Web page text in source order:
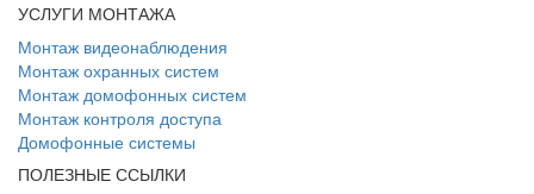
УСЛУГИ МОНТАЖА
Монтаж видеонаблюдения
Монтаж охранных систем
Монтаж домофонных систем
Монтаж контроля доступа
Домофонные системы
ПОЛЕЗНЫЕ ССЫЛКИ